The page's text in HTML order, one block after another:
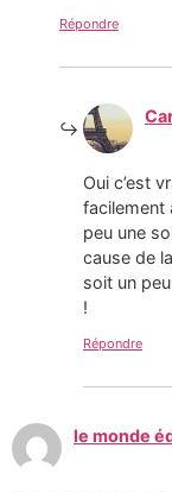
Répondre
Oui c’est
facilement
peu une
cause de
soit un
!
Répondre
le monde